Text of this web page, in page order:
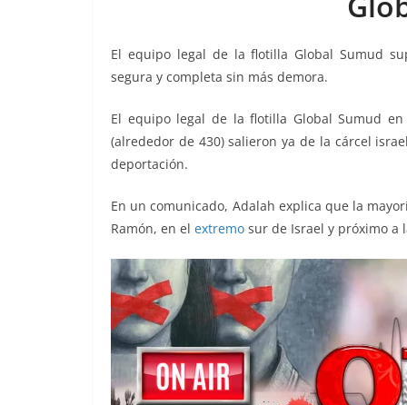
o
k
p er
m tir
El equipo legal de la flotilla Global Sumud
segura y completa sin más demora.
El equipo legal de la flotilla Global Sumud
(alrededor de 430) salieron ya de la cárcel
deportación.
En un comunicado, Adalah explica que la
Ramón, en el extremo sur de Israel y próximo a